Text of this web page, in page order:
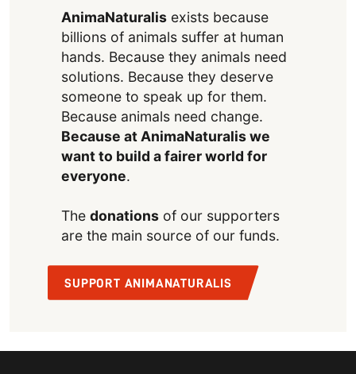
AnimaNaturalisexists because
billions of animals suffer at human
hands. Because they animals need
solutions. Because they deserve
someone to speak up for them.
Because animals need change.
Because at AnimaNaturalis we
want to build a fairer world for
everyone.
The donationsof our supporters
are the main source of our funds.
SUPPORT ANIMANATURALIS